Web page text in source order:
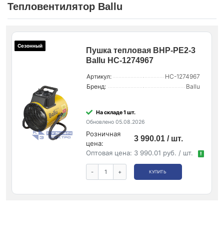
Тепловентилятор Ballu
Сезонный
Пушка тепловая BHP-PE2-3
Ballu НС-1274967
Артикул:
НС-1274967
Бренд:
Ballu
На складе 1 шт.
Обновлено 05.08.2026
Розничная
цена:
3 990.01 / шт.
Оптовая цена: 3 990.01 руб. / шт. !
- + КУПИТЬ